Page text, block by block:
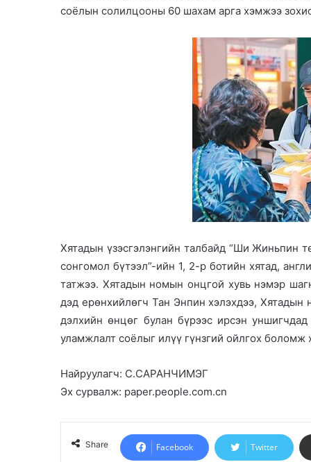
соёлын солилцооны 60 шахам арга хэмжээ
Хятадын үзэсгэлэнгийн талбайд “Ши Жиньпин
сонгомол бүтээл”-ийн 1, 2-р ботийн хятад,
татжээ. Хятадын номын онцгой хувь нэмэр
дэд ерөнхийлөгч Тан Энпин хэлэхдээ, Хятадын
дэлхийн өнцөг булан бүрээс ирсэн
уламжлалт соёлыг илүү гүнзгий ойлгох боломж
Найруулагч: С.САРАНЧИМЭГ
Эх сурвалж: paper.people.com.cn
Share Facebook Twitter